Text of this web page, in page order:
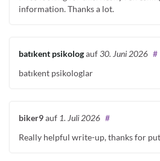
information. Thanks a lot.
batıkent psikologauf30. Juni 2026 #
batıkent psikologlar
biker9auf 1. Juli 2026 #
Really helpful write-up, thanks for